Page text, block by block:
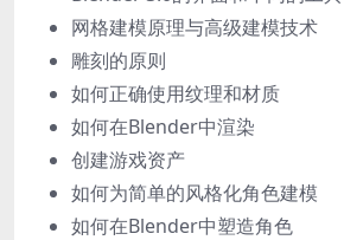
网格建模原理与高级建模技术
雕刻的原则
如何正确使用纹理和材质
如何在Blender中渲染
创建游戏资产
如何为简单的风格化角色建模
如何在Blender中塑造角色